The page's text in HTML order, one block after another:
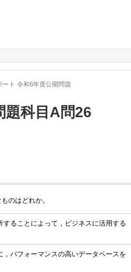
ート 令和6年度公開問題
題科目A問26
のはどれか。
ることによって，ビジネスに活用する
パフォーマンスの高いデータベースを